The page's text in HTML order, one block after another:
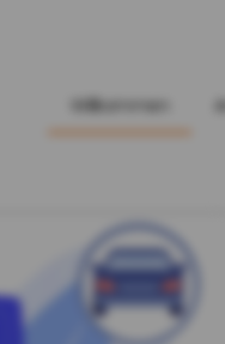
Willkommen